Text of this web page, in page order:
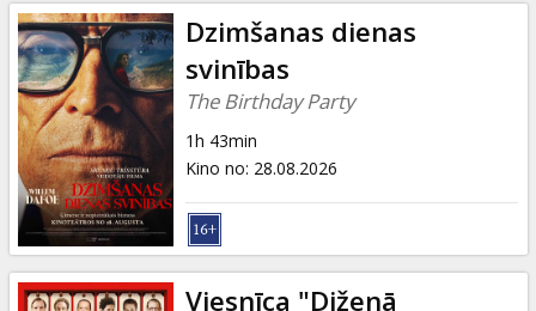
B2B
Kino
Klubs
Dzimšanas dienas
svinības
The Birthday Party
1h 43min
Kino no: 28.08.2026
Viesnīca "Diženā